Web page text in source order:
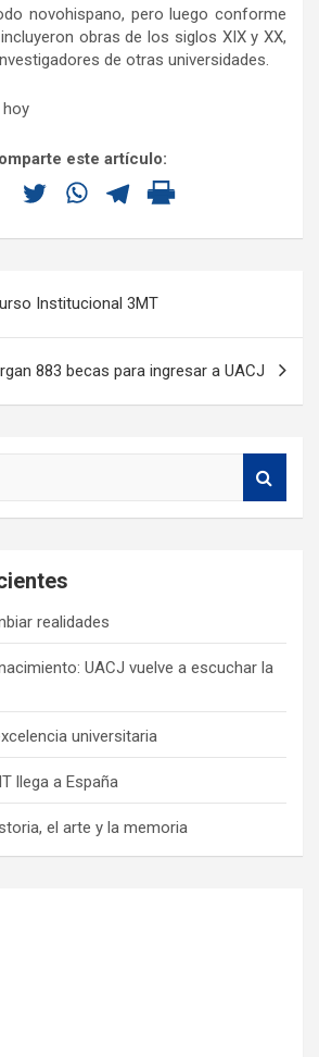
novohispano, pero luego conforme
obras de los siglos XIX y XX,
de otras universidades.
este artículo:
Institucional 3MT
883 becas para ingresar a UACJ
realidades
UACJ vuelve a escuchar la
universitaria
llega a España
el arte y la memoria